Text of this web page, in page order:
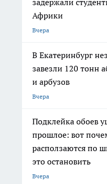
задержали
Африки
Вчера
В Екатеринбург
завезли 120 тонн
и арбузов
Вчера
Подклейка обоев
прошлое: вот
расползаются по
это остановить
Вчера